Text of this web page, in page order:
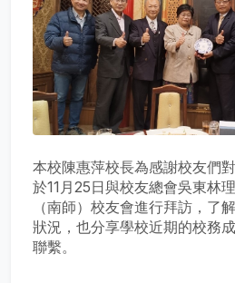
本校陳惠萍校長為感謝校友們
於11月25日與校友總會吳東林
（南師）校友會進行拜訪，了
狀況，也分享學校近期的校務
聯繫。